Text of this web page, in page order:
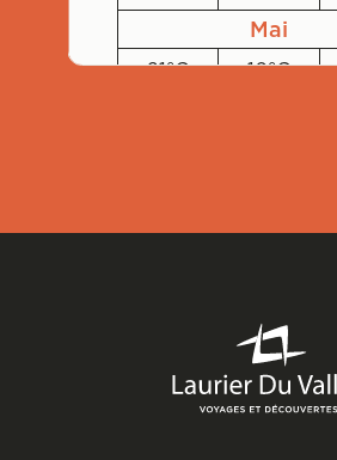
Mai
21°C 10°C
27°C 15°C
Septembre
23°C 11°C